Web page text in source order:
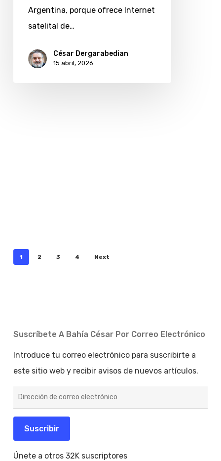
Argentina, porque ofrece Internet
satelital de…
César Dergarabedian
15 abril, 2026
1 2 3 4 Next
Suscríbete A Bahía César Por Correo Electrónico
Introduce tu correo electrónico para suscribirte a
este sitio web y recibir avisos de nuevos artículos.
de
electrónico
Suscribir
Únete a otros 32K suscriptores